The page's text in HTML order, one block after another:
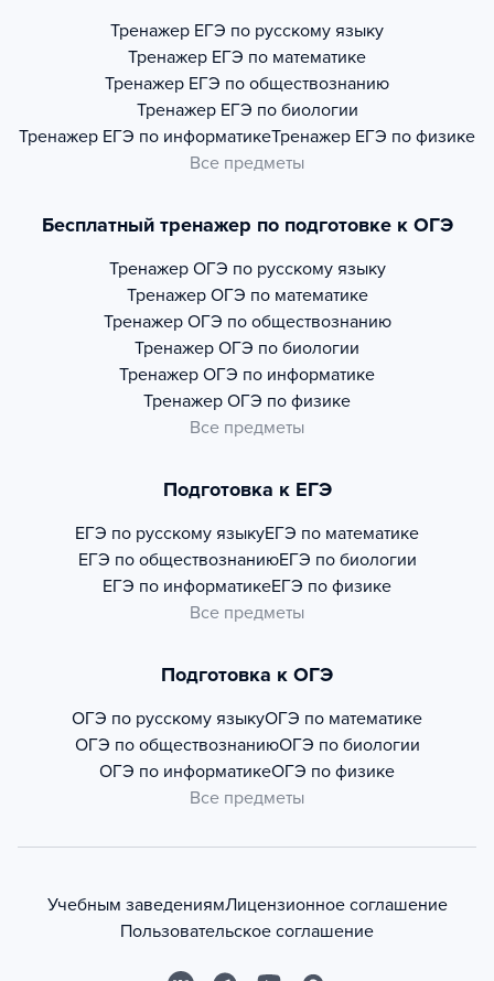
Тренажер ЕГЭ по русскому языку
Тренажер ЕГЭ по математике
Тренажер ЕГЭ по обществознанию
Тренажер ЕГЭ по биологии
Тренажер ЕГЭ по информатикеТренажер ЕГЭ по физике
Все предметы
Бесплатный тренажер по подготовке к ОГЭ
Тренажер ОГЭ по русскому языку
Тренажер ОГЭ по математике
Тренажер ОГЭ по обществознанию
Тренажер ОГЭ по биологии
Тренажер ОГЭ по информатике
Тренажер ОГЭ по физике
Все предметы
Подготовка к ЕГЭ
ЕГЭ по русскому языкуЕГЭ по математике
ЕГЭ по обществознаниюЕГЭ по биологии
ЕГЭ по информатикеЕГЭ по физике
Все предметы
Подготовка к ОГЭ
ОГЭ по русскому языкуОГЭ по математике
ОГЭ по обществознаниюОГЭ по биологии
ОГЭ по информатикеОГЭ по физике
Все предметы
Учебным заведениямЛицензионное соглашение
Пользовательское соглашение